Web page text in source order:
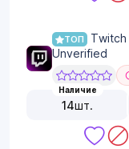
ТОП
Twitch
Unverified
Наличие
14шт.